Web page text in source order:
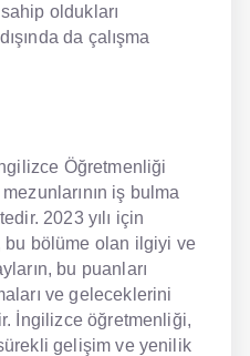
oldukları
da çalışma
Öğretmenliği
iş bulma
2023 yılı için
bu bölüme olan ilgiyi ve
bu puanları
ve geleceklerini
İngilizce öğretmenliği,
gelişim ve yenilik